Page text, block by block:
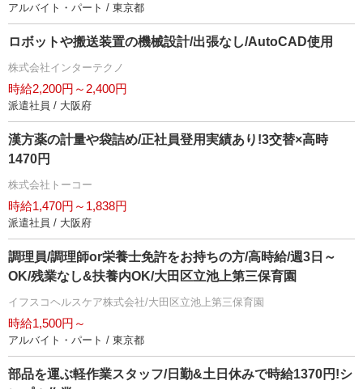
アルバイト・パート / 東京都
ロボットや搬送装置の機械設計/出張なし/AutoCAD使用
株式会社インターテクノ
時給2,200円～2,400円
派遣社員 / 大阪府
漢方薬の計量や袋詰め/正社員登用実績あり!3交替×高時
1470円
株式会社トーコー
時給1,470円～1,838円
派遣社員 / 大阪府
調理員/調理師or栄養士免許をお持ちの方/高時給/週3日～
OK/残業なし&扶養内OK/大田区立池上第三保育園
イフスコヘルスケア株式会社/大田区立池上第三保育園
時給1,500円～
アルバイト・パート / 東京都
部品を運ぶ軽作業スタッフ/日勤&土日休みで時給1370円!シ